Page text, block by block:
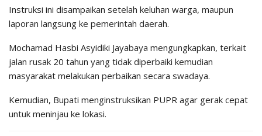
Instruksi ini disampaikan setelah keluhan warga, maupun
laporan langsung ke pemerintah daerah.
Mochamad Hasbi Asyidiki Jayabaya mengungkapkan, terkait
jalan rusak 20 tahun yang tidak diperbaiki kemudian
masyarakat melakukan perbaikan secara swadaya.
Kemudian, Bupati menginstruksikan PUPR agar gerak cepat
untuk meninjau ke lokasi.